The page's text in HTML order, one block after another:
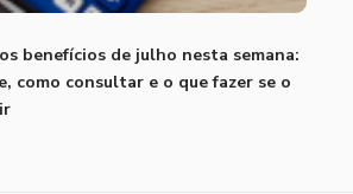
benefícios de julho nesta semana:
como consultar e o que fazer se o